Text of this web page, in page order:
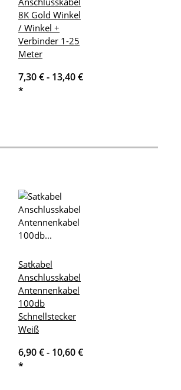
8K Gold Winkel
/ Winkel +
Verbinder 1-25
Meter
7,30 € - 13,40 €
*
Satkabel
Anschlusskabel
Antennenkabel
100db
Schnellstecker
Weiß
6,90 € - 10,60 €
*